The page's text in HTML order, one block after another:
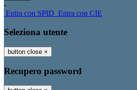
-
Entra con SPID Entra con CIE
Seleziona utente
button close ×
Recupero password